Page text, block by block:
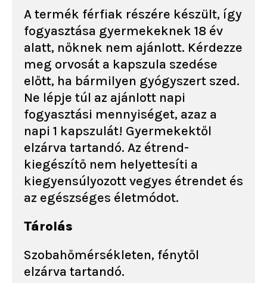
A termék férfiak részére készült, így
fogyasztása gyermekeknek 18 év
alatt, nőknek nem ajánlott. Kérdezze
meg orvosát a kapszula szedése
előtt, ha bármilyen gyógyszert szed.
Ne lépje túl az ajánlott napi
fogyasztási mennyiséget, azaz a
napi 1 kapszulát! Gyermekektől
elzárva tartandó. Az étrend-
kiegészítő nem helyettesíti a
kiegyensúlyozott vegyes étrendet és
az egészséges életmódot.
Tárolás
Szobahőmérsékleten, fénytől
elzárva tartandó.